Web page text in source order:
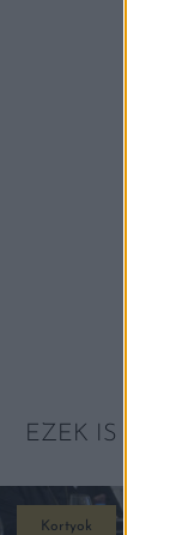
EZEK IS
Kortyok